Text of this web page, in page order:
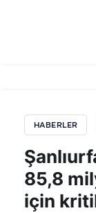
HABERLER
85,8
için